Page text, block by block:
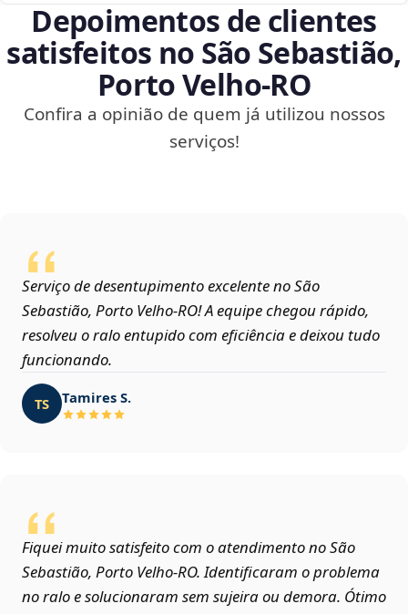
Depoimentos de clientes
satisfeitos no São Sebastião,
Porto Velho‑RO
Confira a opinião de quem já utilizou nossos
serviços!
Serviço de desentupimento excelente no São
Sebastião, Porto Velho‑RO! A equipe chegou rápido,
resolveu o ralo entupido com eficiência e deixou tudo
funcionando.
TS Tamires S.
Fiquei muito satisfeito com o atendimento no São
Sebastião, Porto Velho‑RO. Identificaram o problema
no ralo e solucionaram sem sujeira ou demora. Ótimo